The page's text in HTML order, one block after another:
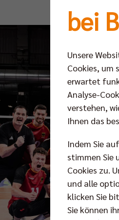
bei
Unsere
Cookies, um
erwartet
Analyse-
verstehen,
Ihnen das
Indem Sie
stimmen Sie
Cookies zu.
und alle
klicken Sie
Sie können